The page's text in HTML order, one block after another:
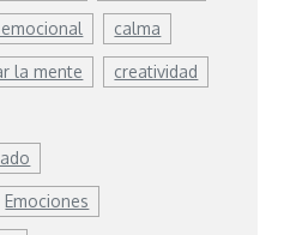
calma
la mente creatividad
Emociones